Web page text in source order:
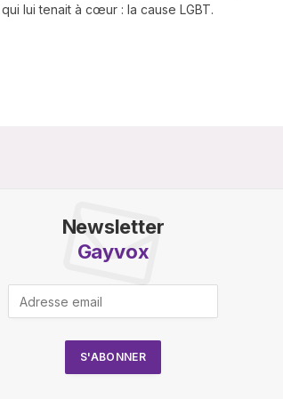
lui tenait à cœur : la cause LGBT.
Newsletter
Gayvox